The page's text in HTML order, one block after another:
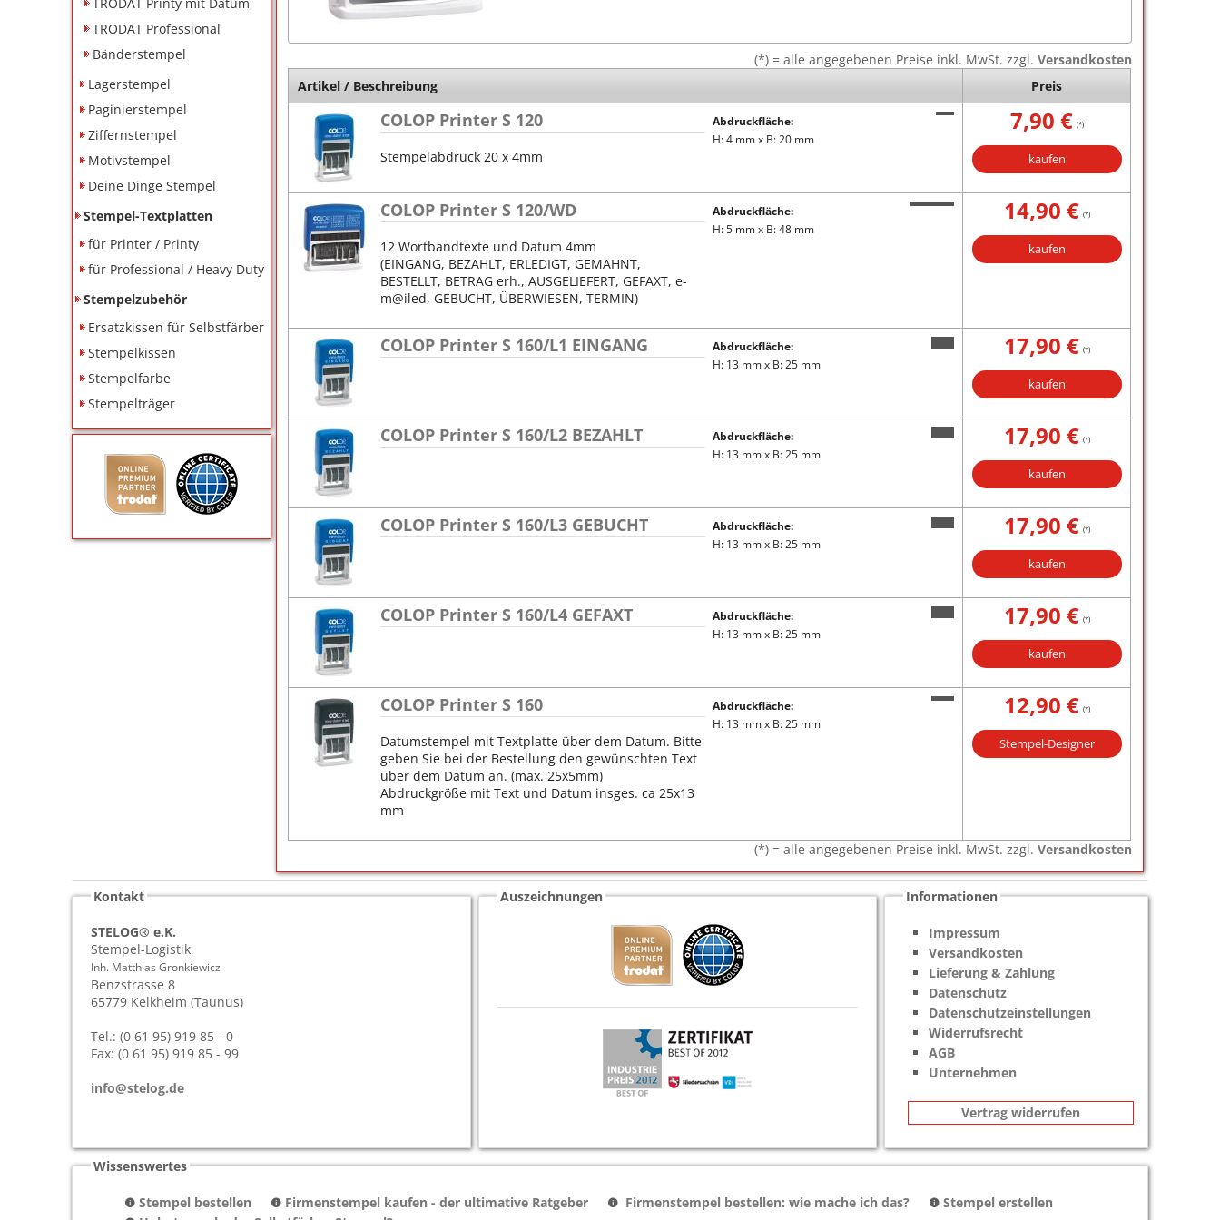
Kinderstempel
TRODAT Professional
Bänderstempel
Lagerstempel
Paginierstempel
Ziffernstempel
Motivstempel
Deine Dinge Stempel
Stempel-Textplatten
für Printer / Printy
für Professional / Heavy Duty
Stempelzubehör
Ersatzkissen für Selbstfärber
Stempelkissen
Stempelfarbe
Stempelträger
(*) = alle angegebenen Preise inkl. MwSt. zzgl. Versandkosten
Artikel / Beschreibung
Preis
COLOP Printer S 120
Stempelabdruck 20 x 4mm
Abdruckfläche:
H: 4 mm x B: 20 mm
7,90 € (*)
kaufen
COLOP Printer S 120/WD
12 Wortbandtexte und Datum 4mm
(EINGANG, BEZAHLT, ERLEDIGT, GEMAHNT,
BESTELLT, BETRAG erh., AUSGELIEFERT, GEFAXT, e-
m@iled, GEBUCHT, ÜBERWIESEN, TERMIN)
Abdruckfläche:
H: 5 mm x B: 48 mm
14,90 € (*)
kaufen
COLOP Printer S 160/L1 EINGANG
Abdruckfläche:
H: 13 mm x B: 25 mm
17,90 € (*)
kaufen
COLOP Printer S 160/L2 BEZAHLT
Abdruckfläche:
H: 13 mm x B: 25 mm
17,90 € (*)
kaufen
COLOP Printer S 160/L3 GEBUCHT
Abdruckfläche:
H: 13 mm x B: 25 mm
17,90 € (*)
kaufen
COLOP Printer S 160/L4 GEFAXT
Abdruckfläche:
H: 13 mm x B: 25 mm
17,90 € (*)
kaufen
COLOP Printer S 160
Datumstempel mit Textplatte über dem Datum. Bitte
geben Sie bei der Bestellung den gewünschten Text
über dem Datum an. (max. 25x5mm)
Abdruckgröße mit Text und Datum insges. ca 25x13
mm
Abdruckfläche:
H: 13 mm x B: 25 mm
12,90 € (*)
Stempel-Designer
(*) = alle angegebenen Preise inkl. MwSt. zzgl. Versandkosten
Kontakt
STELOG® e.K.
Stempel-Logistik
Inh. Matthias Gronkiewicz
Benzstrasse 8
65779 Kelkheim (Taunus)
Tel.: (0 61 95) 919 85 - 0
Fax: (0 61 95) 919 85 - 99
info@stelog.de
Auszeichnungen Informationen
Impressum
Versandkosten
Lieferung & Zahlung
Datenschutz
Datenschutzeinstellungen
Widerrufsrecht
AGB
Unternehmen
Vertrag widerrufen
Wissenswertes
Stempel bestellen Firmenstempel kaufen - der ultimative Ratgeber Firmenstempel bestellen: wie mache ich das?
Stempel erstellen